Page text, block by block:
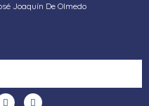
Joaquín De Olmedo